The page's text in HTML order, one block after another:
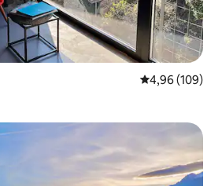
Keskmine
4,96 (109)